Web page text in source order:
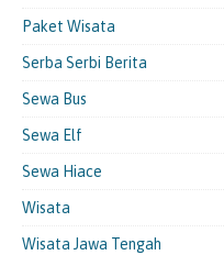
Paket Wisata
Serba Serbi Berita
Sewa Bus
Sewa Elf
Sewa Hiace
Wisata
Wisata Jawa Tengah